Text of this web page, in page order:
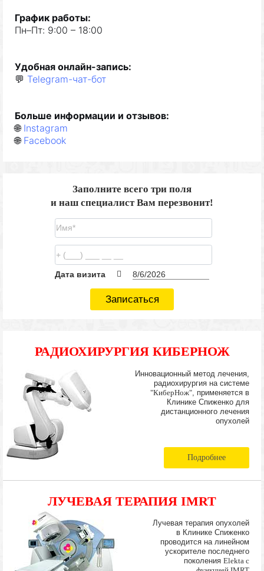
График работы:
Пн–Пт: 9:00 – 18:00
Удобная онлайн-запись:
💬 Telegram-чат-бот
Больше информации и отзывов:
🌐 Instagram
🌐 Facebook
Заполните всего три поля
и наш специалист Вам перезвонит!
Дата визита
Записаться
РАДИОХИРУРГИЯ КИБЕРНОЖ
Инновационный метод лечения,
радиохирургия на системе
"КиберНож", применяется в
Клинике Спиженко для
дистанционного лечения
опухолей
Подробнее
ЛУЧЕВАЯ ТЕРАПИЯ IMRT
Лучевая терапия опухолей
в Клинике Спиженко
проводится на линейном
ускорителе последнего
поколения Elekta с